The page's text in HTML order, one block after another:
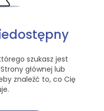
szukasz jest
głównej lub
znaleźć to, co Cię